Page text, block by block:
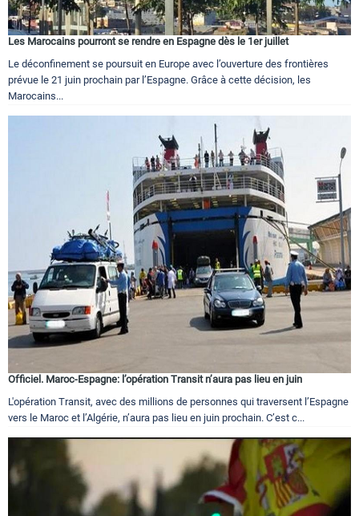
Les Marocains pourront se rendre en Espagne dès le 1er juillet
Le déconfinement se poursuit en Europe avec l’ouverture des frontières
prévue le 21 juin prochain par l’Espagne. Grâce à cette décision, les
Marocains...
Officiel. Maroc-Espagne: l’opération Transit n’aura pas lieu en juin
L'opération Transit, avec des millions de personnes qui traversent l’Espagne
vers le Maroc et l’Algérie, n’aura pas lieu en juin prochain. C’est c...